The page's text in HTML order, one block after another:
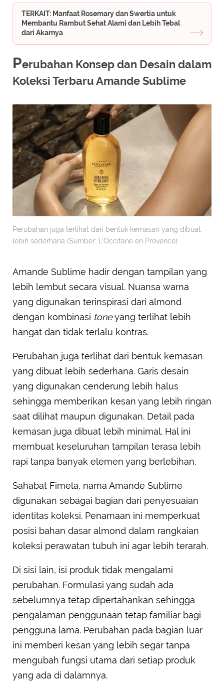
TERKAIT: Manfaat Rosemary dan Swertia untuk
Membantu Rambut Sehat Alami dan Lebih Tebal
dari Akarnya
Perubahan Konsep dan Desain dalam
Koleksi Terbaru Amande Sublime
Perubahan juga terlihat dari bentuk kemasan yang dibuat
lebih sederhana (Sumber: L’Occitane en Provence)
Amande Sublime hadir dengan tampilan yang
lebih lembut secara visual. Nuansa warna
yang digunakan terinspirasi dari almond
dengan kombinasi toneyang terlihat lebih
hangat dan tidak terlalu kontras.
Perubahan juga terlihat dari bentuk kemasan
yang dibuat lebih sederhana. Garis desain
yang digunakan cenderung lebih halus
sehingga memberikan kesan yang lebih ringan
saat dilihat maupun digunakan. Detail pada
kemasan juga dibuat lebih minimal. Hal ini
membuat keseluruhan tampilan terasa lebih
rapi tanpa banyak elemen yang berlebihan.
Sahabat Fimela, nama Amande Sublime
digunakan sebagai bagian dari penyesuaian
identitas koleksi. Penamaan ini memperkuat
posisi bahan dasar almond dalam rangkaian
koleksi perawatan tubuh ini agar lebih terarah.
Di sisi lain, isi produk tidak mengalami
perubahan. Formulasi yang sudah ada
sebelumnya tetap dipertahankan sehingga
pengalaman penggunaan tetap familiar bagi
pengguna lama. Perubahan pada bagian luar
ini memberi kesan yang lebih segar tanpa
mengubah fungsi utama dari setiap produk
yang ada di dalamnya.